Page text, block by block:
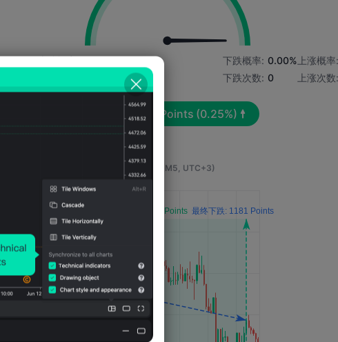
38.96%上涨概率: 100.00%
下跌概率: 0.00%
下跌次数: 0
平均波动: 318 Points (0.25%)
上涨概
上涨次
事件发生4小时后的影响 (M5, UTC+3)